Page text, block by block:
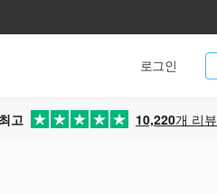
로그인
최고 10,220개 리뷰